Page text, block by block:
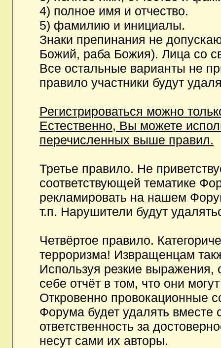
4) полное имя и отчество.
5) фамилию и инициалы.
Знаки препинания не
Божий, раба Божия). Лица со
Все остальные варианты не
правило участники будут
Регистрироваться можно
Естественно, Вы можете
перечисленных выше правил.
Третье правило. Не
соответствующей тематике
рекламировать на нашем
т.п. Нарушители будут
Четвёртое правило.
терроризма! Извращенцам
Используя резкие выражения,
себе отчёт в том, что они
Откровенно провокационные
Форума будет удалять вместе
ответственность за
несут сами их авторы.